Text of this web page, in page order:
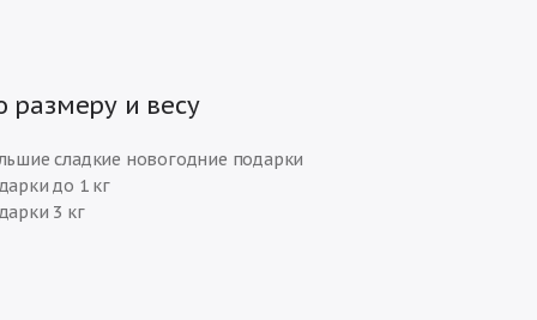
размеру и весу
сладкие новогодние подарки
до 1 кг
3 кг